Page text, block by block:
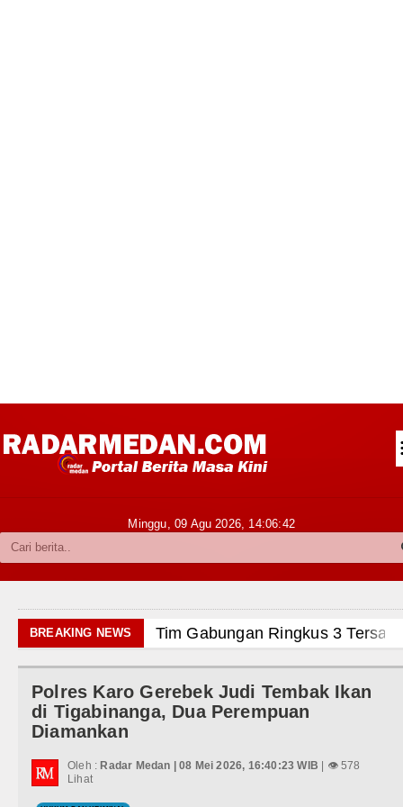
Kabupaten Karo
Politik
Hiburan
Olahraga
Minggu, 09 Agu 2026, 14:06:43
BREAKING NEWS
Tim Gabungan Ringkus 3 Tersangka Pungli di
Emma Raducanu Absen di Grand Slam Tenis US
Juventus Dikalahkan Inter Milan di Laga
Chelsea Gilas AC Milan di Laga Persahabatan di
Polres Karo Gerebek Judi Tembak Ikan
di Tigabinanga, Dua Perempuan
Diamankan
Oleh : Radar Medan | 08 Mei 2026, 16:40:23 WIB | 👁 578
Lihat